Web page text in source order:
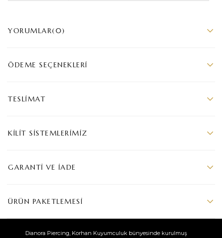
YORUMLAR(0)
ÖDEME SEÇENEKLERI
TESLIMAT
KILIT SISTEMLERIMIZ
GARANTI VE İADE
ÜRÜN PAKETLEMESI
Dianora Piercing, Korhan Kuyumculuk bünyesinde kurulmuş